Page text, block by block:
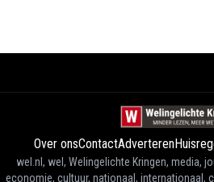
Over onsContactAdverteren
wel.nl, wel, Welingelichte Kringen, media,
economie, cultuur, nationaal, internationaal,